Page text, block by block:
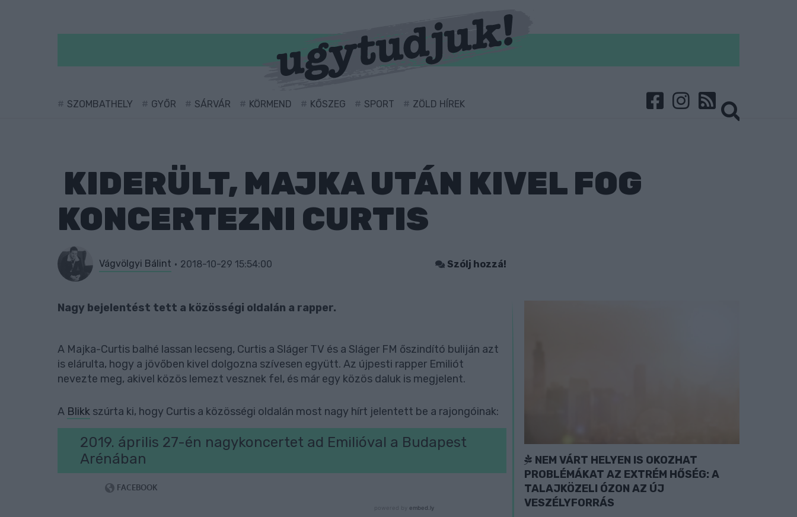
SZOMBATHELY GYŐR SÁRVÁR KÖRMEND KŐSZEG SPORT ZÖLD HÍREK
KIDERÜLT, MAJKA UTÁN KIVEL FOG
KONCERTEZNI CURTIS
Vágvölgyi Bálint 2018-10-29 15:54:00 Szólj hozzá!
Nagy bejelentést tett a közösségi oldalán a rapper.
A Majka-Curtis balhé lassan lecseng, Curtis a Sláger TV és a Sláger FM őszindító buliján azt
is elárulta, hogy a jövőben kivel dolgozna szívesen együtt. Az újpesti rapper Emiliót
nevezte meg, akivel közös lemezt vesznek fel, és már egy közös daluk is megjelent.
A Blikk szúrta ki, hogy Curtis a közösségi oldalán most nagy hírt jelentett be a rajongóinak:
2019. április 27-én nagykoncertet ad Emilióval a Budapest
Arénában
NEM VÁRT HELYEN IS OKOZHAT
PROBLÉMÁKAT AZ EXTRÉM HŐSÉG: A
TALAJKÖZELI ÓZON AZ ÚJ
VESZÉLYFORRÁS